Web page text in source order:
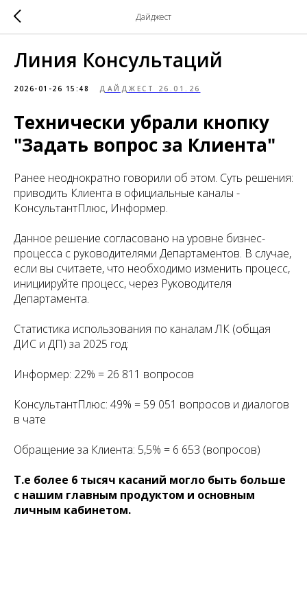
Дайджест
Линия Консультаций
2026-01-26 15:48 ДАЙДЖЕСТ 26.01.26
Технически убрали кнопку
"Задать вопрос за Клиента"
Ранее неоднократно говорили об этом. Суть решения:
приводить Клиента в официальные каналы -
КонсультантПлюс, Информер.
Данное решение согласовано на уровне бизнес-
процесса с руководителями Департаментов. В случае,
если вы считаете, что необходимо изменить процесс,
инициируйте процесс, через Руководителя
Департамента.
Статистика использования по каналам ЛК (общая
ДИС и ДП) за 2025 год:
Информер: 22% = 26 811 вопросов
КонсультантПлюс: 49% = 59 051 вопросов и диалогов
в чате
Обращение за Клиента: 5,5% = 6 653 (вопросов)
Т.е более 6 тысяч касаний могло быть больше
с нашим главным продуктом и основным
личным кабинетом.